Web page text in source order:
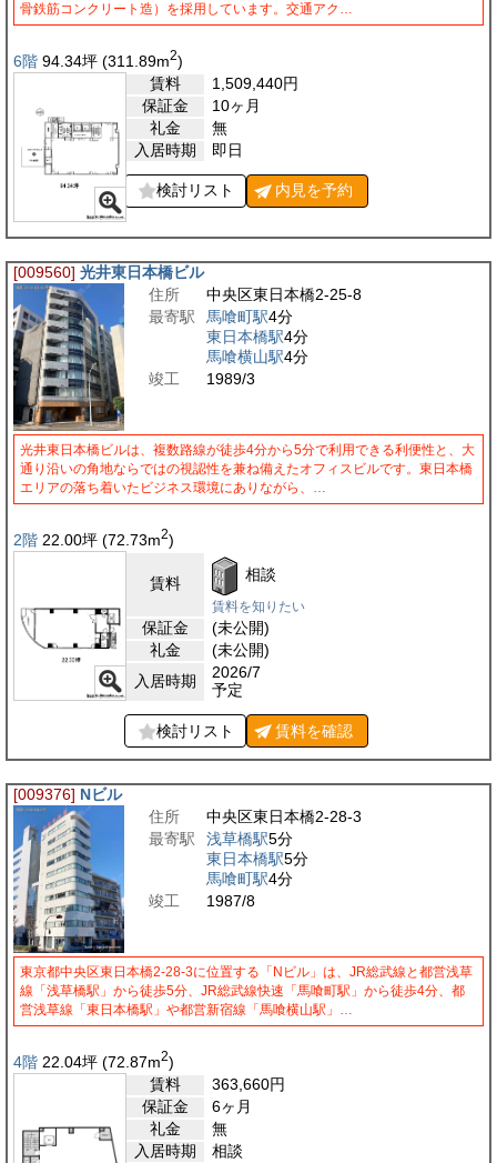
骨鉄筋コンクリート造）を採用しています。交通アク…
6階 94.34坪 (311.89m2)
賃料
1,509,440円
保証金
10ヶ月
礼金
無
入居時期
即日
検討リスト 内見を予約
[009560] 光井東日本橋ビル
住所
中央区東日本橋2-25-8
最寄駅
馬喰町駅4分
東日本橋駅4分
馬喰横山駅4分
竣工
1989/3
光井東日本橋ビルは、複数路線が徒歩4分から5分で利用できる利便性と、大
通り沿いの角地ならではの視認性を兼ね備えたオフィスビルです。東日本橋
エリアの落ち着いたビジネス環境にありながら、…
2階 22.00坪 (72.73m2)
賃料 相談
賃料を知りたい
保証金
(未公開)
礼金
(未公開)
入居時期
2026/7
予定
検討リスト 賃料を確認
[009376] Nビル
住所
中央区東日本橋2-28-3
最寄駅
浅草橋駅5分
東日本橋駅5分
馬喰町駅4分
竣工
1987/8
東京都中央区東日本橋2-28-3に位置する「Nビル」は、JR総武線と都営浅草
線「浅草橋駅」から徒歩5分、JR総武線快速「馬喰町駅」から徒歩4分、都
営浅草線「東日本橋駅」や都営新宿線「馬喰横山駅」…
4階 22.04坪 (72.87m2)
賃料
363,660円
保証金
6ヶ月
礼金
無
入居時期
相談